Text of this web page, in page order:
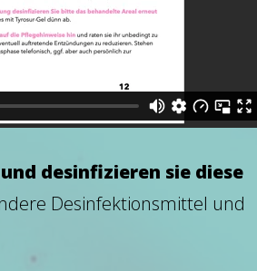
desinfizieren sie diese
Desinfektionsmittel und